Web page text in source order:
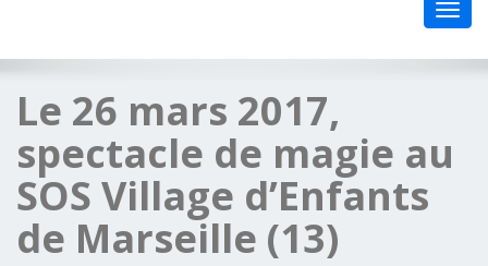
Le 26 mars 2017,
spectacle de magie au
SOS Village d’Enfants
de Marseille (13)